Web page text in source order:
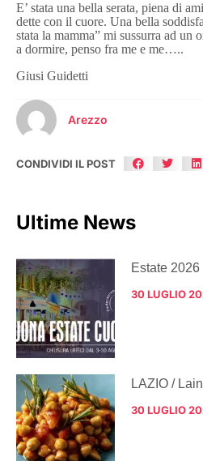
E’ stata una bella serata, piena di
dette con il cuore. Una bella
stata la mamma” mi sussurra ad un
a dormire, penso fra me e me…..
Giusi Guidetti
Arezzo
CONDIVIDI IL POST
Ultime News
Estate 2026
30 LUGLIO
LAZIO /
30 LUGLIO